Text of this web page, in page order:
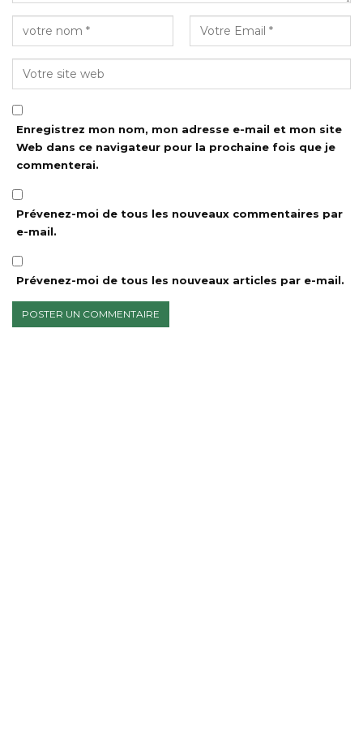
Enregistrez mon nom, mon adresse e-mail et mon site
Web dans ce navigateur pour la prochaine fois que je
commenterai.
Prévenez-moi de tous les nouveaux commentaires par
e-mail.
Prévenez-moi de tous les nouveaux articles par e-mail.